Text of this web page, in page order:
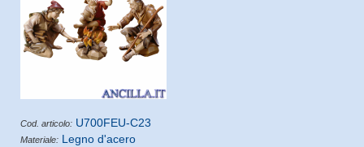
Cod. articolo: U700FEU-C23
Materiale: Legno d'acero